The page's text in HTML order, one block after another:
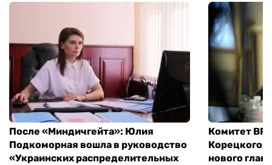
После «Миндичгейта»: Юлия
Подкоморная вошла в руководство
«Украинских распределительных
Комитет ВР
Корецкого,
нового